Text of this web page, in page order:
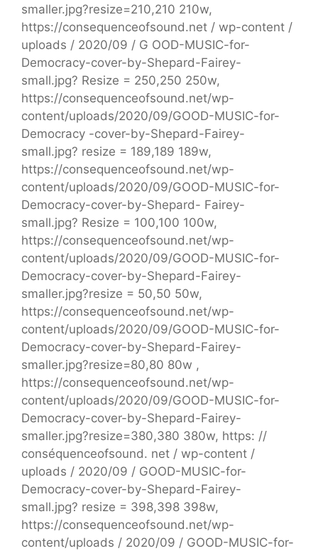
smaller.jpg?resize=210,210 210w,
https://consequenceofsound.net / wp-content /
uploads / 2020/09 / G OOD-MUSIC-for-
Democracy-cover-by-Shepard-Fairey-
small.jpg? Resize = 250,250 250w,
https://consequenceofsound.net/wp-
content/uploads/2020/09/GOOD-MUSIC-for-
Democracy -cover-by-Shepard-Fairey-
small.jpg? resize = 189,189 189w,
https://consequenceofsound.net/wp-
content/uploads/2020/09/GOOD-MUSIC-for-
Democracy-cover-by-Shepard- Fairey-
small.jpg? Resize = 100,100 100w,
https://consequenceofsound.net/wp-
content/uploads/2020/09/GOOD-MUSIC-for-
Democracy-cover-by-Shepard-Fairey-
smaller.jpg?resize = 50,50 50w,
https://consequenceofsound.net/wp-
content/uploads/2020/09/GOOD-MUSIC-for-
Democracy-cover-by-Shepard-Fairey-
smaller.jpg?resize=80,80 80w ,
https://consequenceofsound.net/wp-
content/uploads/2020/09/GOOD-MUSIC-for-
Democracy-cover-by-Shepard-Fairey-
smaller.jpg?resize=380,380 380w, https: //
conséquenceofsound. net / wp-content /
uploads / 2020/09 / GOOD-MUSIC-for-
Democracy-cover-by-Shepard-Fairey-
small.jpg? resize = 398,398 398w,
https://consequenceofsound.net/wp-
content/uploads / 2020/09 / GOOD-MUSIC-for-